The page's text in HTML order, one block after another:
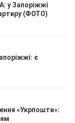
у Запоріжжі
(ФОТО)
є
«Укрпошти»: